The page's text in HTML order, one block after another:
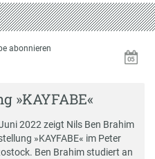
abonnieren
»KAYFABE«
2022 zeigt Nils Ben Brahim
»KAYFABE« im Peter
Ben Brahim studiert an